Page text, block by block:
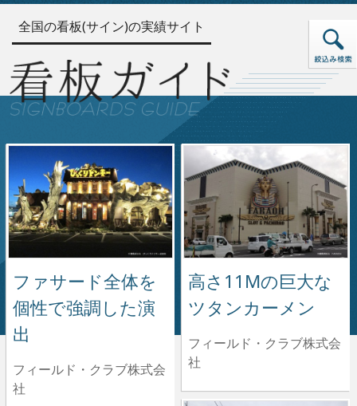
全国の看板(サイン)の実績サイト
ファサード全体を
個性で強調した演
出
フィールド・クラブ株式会
社
高さ11Mの巨大な
ツタンカーメン
フィールド・クラブ株式会
社